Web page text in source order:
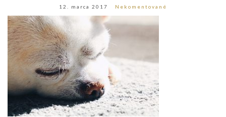
12. marca 2017 Nekomentované